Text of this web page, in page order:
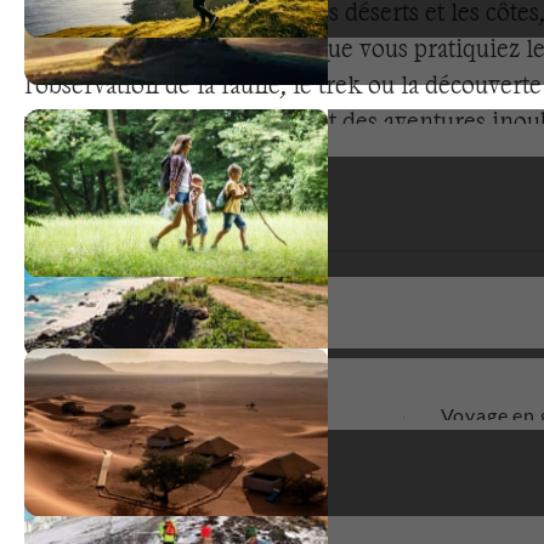
montagnes, en passant par les déserts et les
offre une diversité unique. Que vous pratiquiez
l'observation de la faune, le trek ou la
cette destination vous promet des aventures
faune exceptionnelle, les traditions locales et les
préservés créent des conditions idéales pour des
outdoor authentiques dans des environnements
Types de voyage
Voyage en